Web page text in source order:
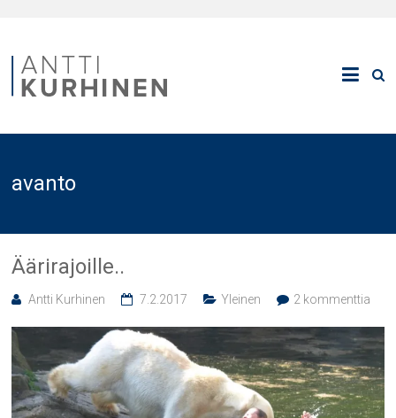
avanto
Äärirajoille..
Antti Kurhinen 7.2.2017 Yleinen 2 kommenttia